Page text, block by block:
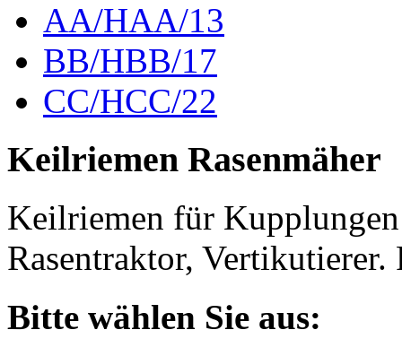
AA/HAA/13
BB/HBB/17
CC/HCC/22
Keilriemen Rasenmäher
Keilriemen für Kupplungen
Rasentraktor,
Bitte wählen Sie aus: